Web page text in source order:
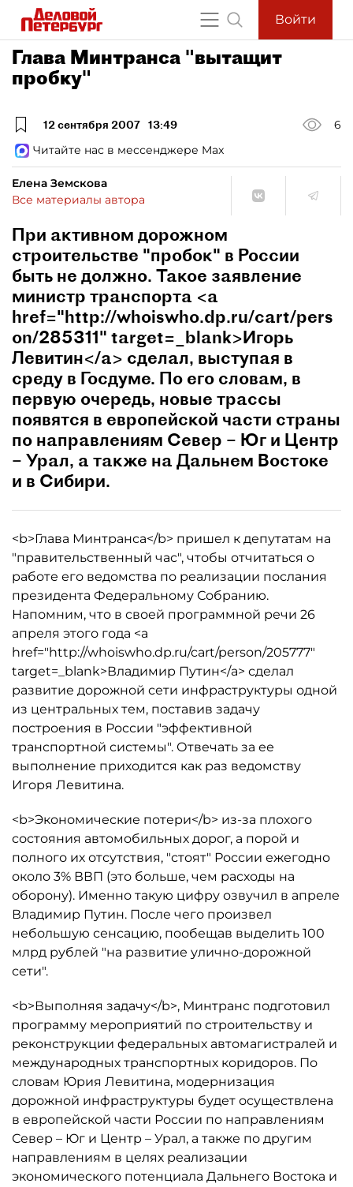
Войти
Глава Минтранса "вытащит
пробку"
12 сентября 2007 13:49
6
Читайте нас в мессенджере Max
Елена Земскова
Все материалы автора
При активном дорожном
строительстве "пробок" в России
быть не должно. Такое заявление
министр транспорта <a
href="http://whoiswho.dp.ru/cart/pers
on/285311" target=_blank>Игорь
Левитин</a> сделал, выступая в
среду в Госдуме. По его словам, в
первую очередь, новые трассы
появятся в европейской части страны
по направлениям Север – Юг и Центр
– Урал, а также на Дальнем Востоке
и в Сибири.
<b>Глава Минтранса</b> пришел к депутатам на
"правительственный час", чтобы отчитаться о
работе его ведомства по реализации послания
президента Федеральному Собранию.
Напомним, что в своей программной речи 26
апреля этого года <a
href="http://whoiswho.dp.ru/cart/person/205777"
target=_blank>Владимир Путин</a> сделал
развитие дорожной сети инфраструктуры одной
из центральных тем, поставив задачу
построения в России "эффективной
транспортной системы". Отвечать за ее
выполнение приходится как раз ведомству
Игоря Левитина.
<b>Экономические потери</b> из-за плохого
состояния автомобильных дорог, а порой и
полного их отсутствия, "стоят" России ежегодно
около 3% ВВП (это больше, чем расходы на
оборону). Именно такую цифру озвучил в апреле
Владимир Путин. После чего произвел
небольшую сенсацию, пообещав выделить 100
млрд рублей "на развитие улично-дорожной
сети".
<b>Выполняя задачу</b>, Минтранс подготовил
программу мероприятий по строительству и
реконструкции федеральных автомагистралей и
международных транспортных коридоров. По
словам Юрия Левитина, модернизация
дорожной инфраструктуры будет осуществлена
в европейской части России по направлениям
Север – Юг и Центр – Урал, а также по другим
направлениям в целях реализации
экономического потенциала Дальнего Востока и